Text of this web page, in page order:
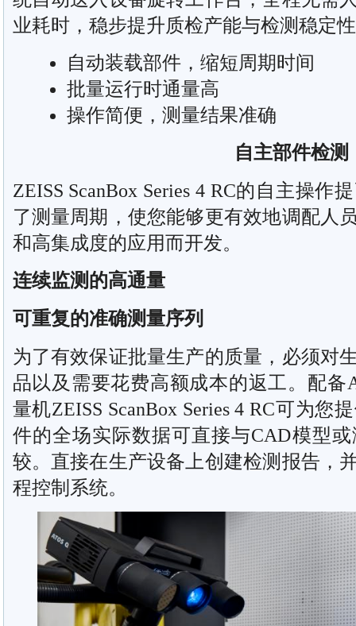
业耗时，稳步提升质检产能与检测稳定
自动装载部件，缩短周期时间
批量运行时通量高
操作简便，测量结果准确
自主部件检测
ZEISS ScanBox Series 4 RC的自主操作
了测量周期，使您能够更有效地调配人
和高集成度的应用而开发。
连续监测的高通量
可重复的准确测量序列
为了有效保证批量生产的质量，必须对
品以及需要花费高额成本的返工。配备
量机ZEISS ScanBox Series 4 RC可为您
件的全场实际数据可直接与CAD模型
较。直接在生产设备上创建检测报告，
程控制系统。